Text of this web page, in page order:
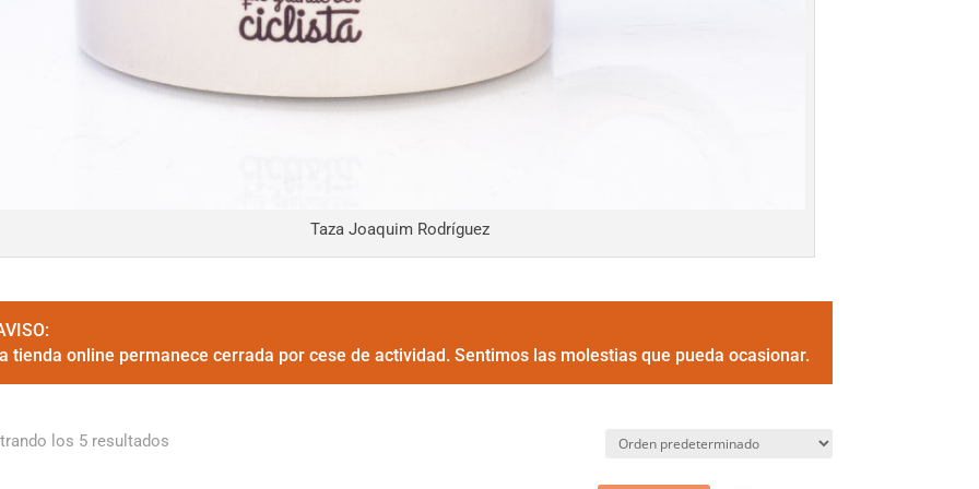
Taza Joaquim Rodríguez
tienda online permanece cerrada por cese de actividad. Sentimos las molestias que pueda ocasionar.
los 5 resultados